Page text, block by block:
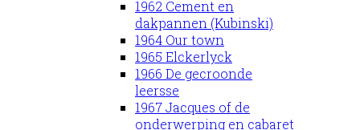
1962 Cement en
dakpannen (Kubinski)
1964 Our town
1965 Elckerlyck
1966 De gecroonde
leersse
1967 Jacques of de
onderwerping en cabaret